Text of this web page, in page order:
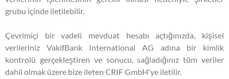
grubu içinde iletilebilir.
Çevrimiçi bir vadeli mevduat hesabı açtığınızda, kişisel
verileriniz VakifBank International AG adına bir kimlik
kontrolü gerçekleştiren ve sonucu, sağladığınız tüm veriler
dahil olmak üzere bize ileten CRIF GmbH'ye iletilir.